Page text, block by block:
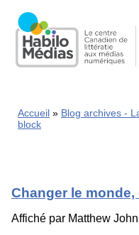
main
content
Accueil
Blog archives -
block
Changer le
Affiché par Matthew